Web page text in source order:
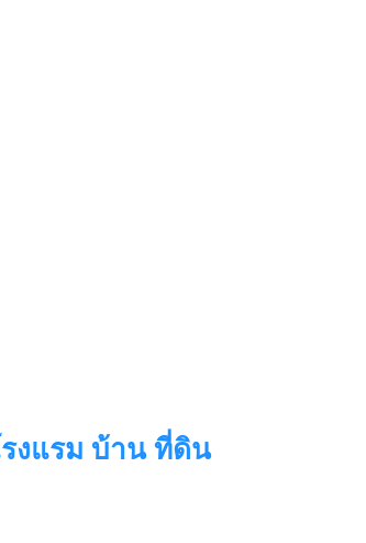
งแรม บ้าน ที่ดิน